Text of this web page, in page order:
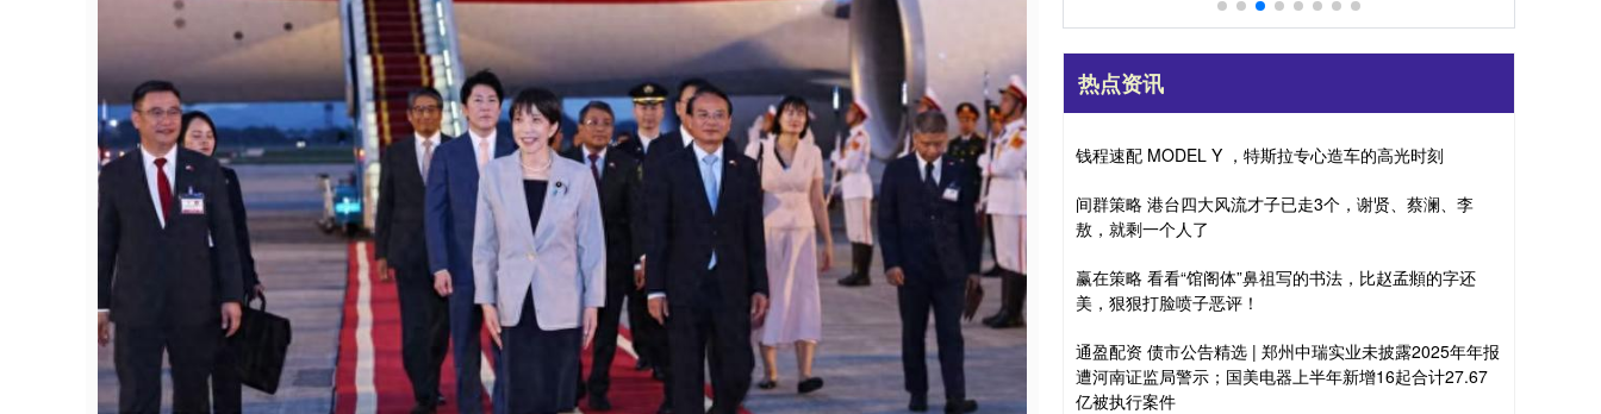
热点资讯
钱程速配 MODEL Y ，特斯拉专心造车的高光时刻
间群策略 港台四大风流才子已走3个，谢贤、蔡澜、李
敖，就剩一个人了
赢在策略 看看“馆阁体”鼻祖写的书法，比赵孟頫的字还
美，狠狠打脸喷子恶评！
通盈配资 债市公告精选 | 郑州中瑞实业未披露2025年年报
遭河南证监局警示；国美电器上半年新增16起合计27.67
亿被执行案件